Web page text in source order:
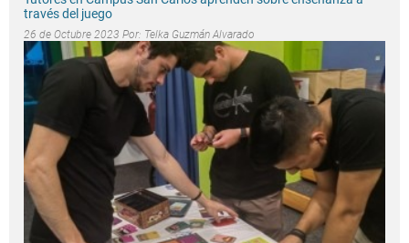
través del juego
26 de Octubre 2023 Por: Telka Guzmán Alvarado